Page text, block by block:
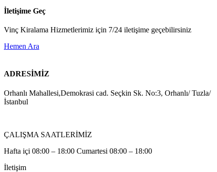
İletişime Geç
Vinç Kiralama Hizmetlerimiz için 7/24 iletişime geçebilirsiniz
Hemen Ara
ADRESİMİZ
Orhanlı Mahallesi,Demokrasi cad. Seçkin Sk. No:3, Orhanlı/ Tuzla/
İstanbul
ÇALIŞMA SAATLERİMİZ
Hafta içi 08:00 – 18:00 Cumartesi 08:00 – 18:00
İletişim